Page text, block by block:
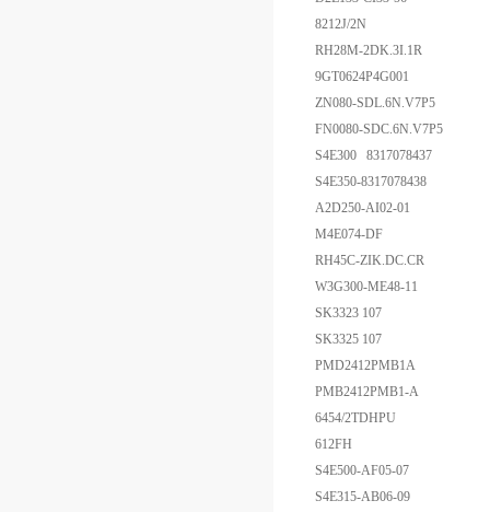
8212J/2N
RH28M-2DK.3I.1R
9GT0624P4G001
ZN080-SDL.6N.V7P5
FN0080-SDC.6N.V7P5
S4E300 8317078437
S4E350-8317078438
A2D250-AI02-01
M4E074-DF
RH45C-ZIK.DC.CR
W3G300-ME48-11
SK3323 107
SK3325 107
PMD2412PMB1A
PMB2412PMB1-A
6454/2TDHPU
612FH
S4E500-AF05-07
S4E315-AB06-09